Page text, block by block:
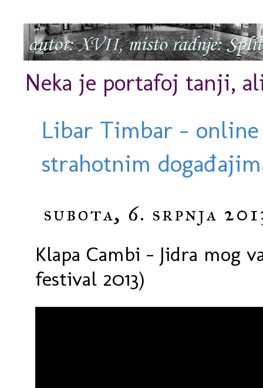
Neka je portafoj tanji,
Libar Timbar -
strahotnim
subota, 6. srpnja
Klapa Cambi - Jidra mog
festival 2013)